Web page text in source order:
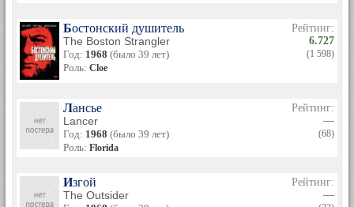
Бостонский душитель
The Boston Strangler
Год: 1968 (было 39 лет)
Роль: Cloe
Рейтинг:
6.727
(1 598)
Лансье
Lancer
Год: 1968 (было 39 лет)
Роль: Florida
Рейтинг:
—
(68)
Изгой
The Outsider
Рейтинг:
—